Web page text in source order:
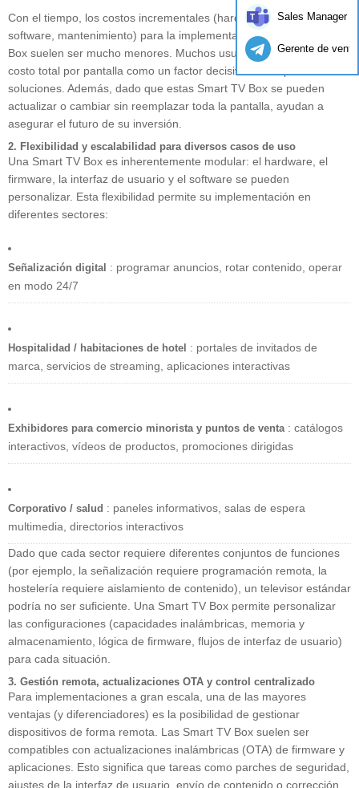
Con el tiempo, los costos incrementales (hardware, licencias de
software, mantenimiento) para la implementación de una Smart TV
Box suelen ser mucho menores. Muchos usuarios B2B citan el
costo total por pantalla como un factor decisivo al comparar
soluciones. Además, dado que estas Smart TV Box se pueden
actualizar o cambiar sin reemplazar toda la pantalla, ayudan a
asegurar el futuro de su inversión.
2. Flexibilidad y escalabilidad para diversos casos de uso
Una Smart TV Box es inherentemente modular: el hardware, el
firmware, la interfaz de usuario y el software se pueden
personalizar. Esta flexibilidad permite su implementación en
diferentes sectores:
Señalización digital : programar anuncios, rotar contenido, operar
en modo 24/7
Hospitalidad / habitaciones de hotel : portales de invitados de
marca, servicios de streaming, aplicaciones interactivas
Exhibidores para comercio minorista y puntos de venta : catálogos
interactivos, vídeos de productos, promociones dirigidas
Corporativo / salud : paneles informativos, salas de espera
multimedia, directorios interactivos
Dado que cada sector requiere diferentes conjuntos de funciones
(por ejemplo, la señalización requiere programación remota, la
hostelería requiere aislamiento de contenido), un televisor estándar
podría no ser suficiente. Una Smart TV Box permite personalizar
las configuraciones (capacidades inalámbricas, memoria y
almacenamiento, lógica de firmware, flujos de interfaz de usuario)
para cada situación.
3. Gestión remota, actualizaciones OTA y control centralizado
Para implementaciones a gran escala, una de las mayores
ventajas (y diferenciadores) es la posibilidad de gestionar
dispositivos de forma remota. Las Smart TV Box suelen ser
compatibles con actualizaciones inalámbricas (OTA) de firmware y
aplicaciones. Esto significa que tareas como parches de seguridad,
ajustes de la interfaz de usuario, envío de contenido o corrección
Sales Manager
Gerente de